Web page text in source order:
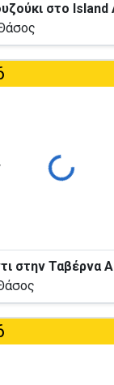
Φόρτωση...
στην Ταβέρνα